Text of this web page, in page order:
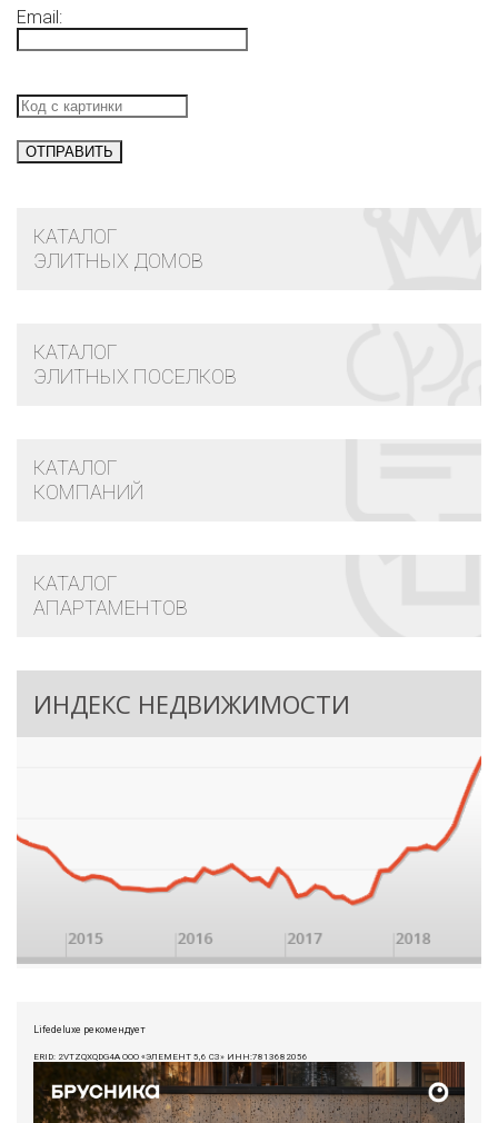
Email:
КАТАЛОГ
ЭЛИТНЫХ ДОМОВ
КАТАЛОГ
ЭЛИТНЫХ ПОСЕЛКОВ
КАТАЛОГ
КОМПАНИЙ
КАТАЛОГ
АПАРТАМЕНТОВ
ИНДЕКС НЕДВИЖИМОСТИ
Lifedeluxe рекомендует
ERID: 2VTZQXQDG4A ООО «ЭЛЕМЕНТ 5,6 СЗ» ИНН:7813682056